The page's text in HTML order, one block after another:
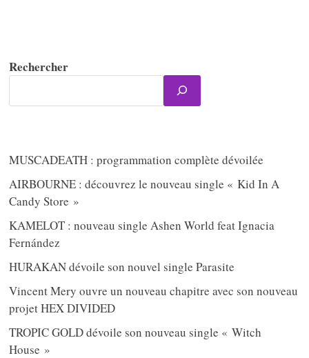
Rechercher
MUSCADEATH : programmation complète dévoilée
AIRBOURNE : découvrez le nouveau single « Kid In A
Candy Store »
KAMELOT : nouveau single Ashen World feat Ignacia
Fernández
HURAKAN dévoile son nouvel single Parasite
Vincent Mery ouvre un nouveau chapitre avec son nouveau
projet HEX DIVIDED
TROPIC GOLD dévoile son nouveau single « Witch
House »